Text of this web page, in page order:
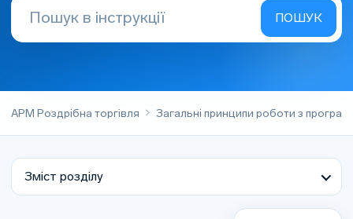
АРМ Роздрібна торгівля Загальні принципи роботи з
Зміст розділу